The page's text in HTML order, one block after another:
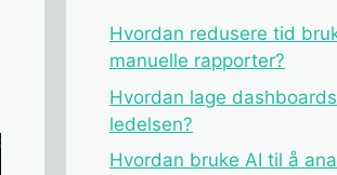
Hvordan redusere tid
manuelle rapporter?
Hvordan lage
ledelsen?
Hvordan bruke AI til å